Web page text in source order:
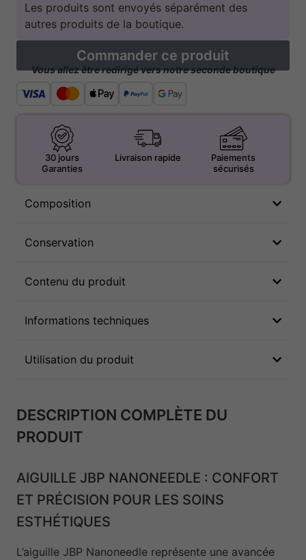
Les produits sont envoyés séparément des
autres produits de la boutique.
Commander ce produit
Vous allez être redirigé vers notre seconde boutique
30 jours
Garanties
Livraison rapide
Paiements
sécurisés
Composition
Conservation
Contenu du produit
Informations techniques
Utilisation du produit
DESCRIPTION COMPLÈTE DU
PRODUIT
AIGUILLE JBP NANONEEDLE : CONFORT
ET PRÉCISION POUR LES SOINS
ESTHÉTIQUES
L’aiguille JBP Nanoneedle représente une avancée